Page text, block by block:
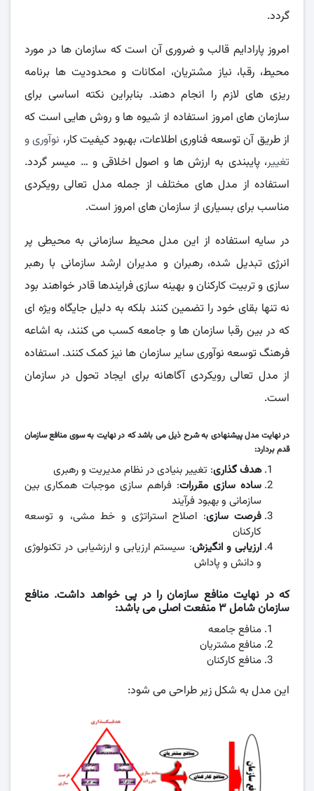
گردد.
امروز پارادایم قالب و ضروری آن است که سازمان ها در مورد
محیط، رقبا، نیاز مشتریان، امکانات و محدودیت ها برنامه
ریزی های لازم را انجام دهند. بنابراین نکته اساسی برای
سازمان های امروز استفاده از شیوه ها و روش هایی است که
از طریق آن توسعه فناوری اطلاعات، بهبود کیفیت کار، نوآوری و
تغییر، پایبندی به ارزش ها و اصول اخلاقی و … میسر گردد.
استفاده از مدل های مختلف از جمله مدل تعالی رویکردی
مناسب برای بسیاری از سازمان های امروز است.
در سایه استفاده از این مدل محیط سازمانی به محیطی پر
انرژی تبدیل شده، رهبران و مدیران ارشد سازمانی با رهبر
سازی و تربیت کارکنان و بهینه سازی فرایندها قادر خواهند بود
نه تنها بقای خود را تضمین کنند بلکه به دلیل جایگاه ویژه ای
که در بین رقبا سازمان ها و جامعه کسب می کنند، به اشاعه
فرهنگ توسعه نوآوری سایر سازمان ها نیز کمک کنند. استفاده
از مدل تعالی رویکردی آگاهانه برای ایجاد تحول در سازمان
است.
در نهایت مدل پیشنهادی به شرح ذیل می باشد که در نهایت به سوی منافع سازمان
قدم بردارد:
هدف گذاری: تغییر بنیادی در نظام مدیریت و رهبری
ساده سازی مقررات: فراهم سازی موجبات همکاری بین
سازمانی و بهبود فرآیند
فرصت سازی: اصلاح استراتژی و خط مشی، و توسعه
کارکنان
ارزیابی و انگیزش: سیستم ارزیابی و ارزشیابی در تکنولوژی
و دانش و پاداش
که در نهایت منافع سازمان را در پی خواهد داشت. منافع
سازمان شامل ۳ منفعت اصلی می باشد:
منافع جامعه
منافع مشتریان
منافع کارکنان
این مدل به شکل زیر طراحی می شود: